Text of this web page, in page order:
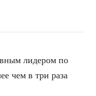
лидером по
чем в три раза